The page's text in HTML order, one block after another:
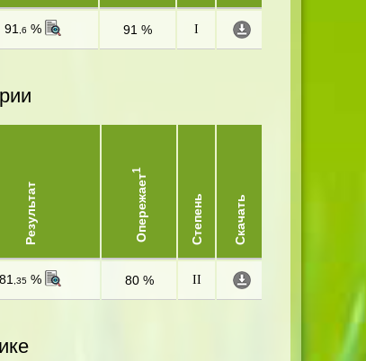
91 ,6 % 91 % I
Результат Опережает
1
Степень Скачать
81 ,35% 80 % II